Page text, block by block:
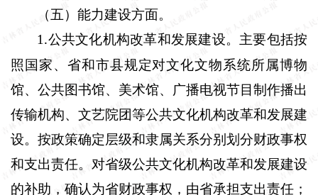
（五）能力建设方面。
1 .公共文化机构改革和发展建设。主要包括按
照国家、省和市县规定对文化文物系统所属博物
馆、公共图书馆、美术馆、广播电视节目制作播出
传输机构、文艺院团等公共文化机构改革和发展建
设。按政策确定层级和隶属关系分别划分财政事权
和支出责任。对省级公共文化机构改革和发展建设
的补助，确认为省财政事权，由省承担支出责任；